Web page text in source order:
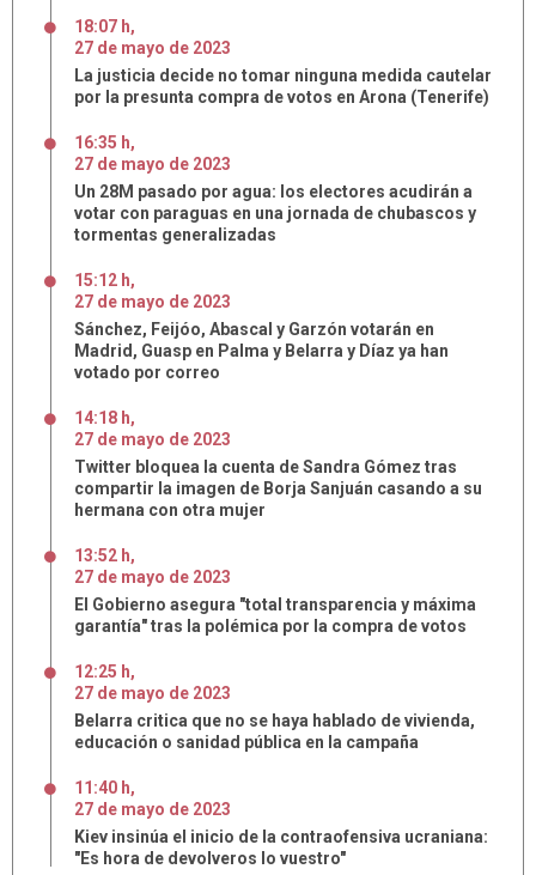
18:07 h,
27 de mayo de 2023
La justicia decide no tomar ninguna medida cautelar
por la presunta compra de votos en Arona (Tenerife)
16:35 h,
27 de mayo de 2023
Un 28M pasado por agua: los electores acudirán a
votar con paraguas en una jornada de chubascos y
tormentas generalizadas
15:12 h,
27 de mayo de 2023
Sánchez, Feijóo, Abascal y Garzón votarán en
Madrid, Guasp en Palma y Belarra y Díaz ya han
votado por correo
14:18 h,
27 de mayo de 2023
Twitter bloquea la cuenta de Sandra Gómez tras
compartir la imagen de Borja Sanjuán casando a su
hermana con otra mujer
13:52 h,
27 de mayo de 2023
El Gobierno asegura "total transparencia y máxima
garantía" tras la polémica por la compra de votos
12:25 h,
27 de mayo de 2023
Belarra critica que no se haya hablado de vivienda,
educación o sanidad pública en la campaña
11:40 h,
27 de mayo de 2023
Kiev insinúa el inicio de la contraofensiva ucraniana:
"Es hora de devolveros lo vuestro"